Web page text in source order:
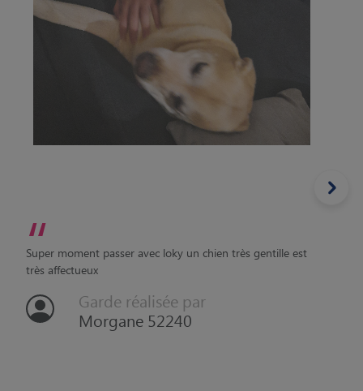
“
Super moment passer avec loky un chien très gentille est
très affectueux
Garde réalisée par
Morgane 52240